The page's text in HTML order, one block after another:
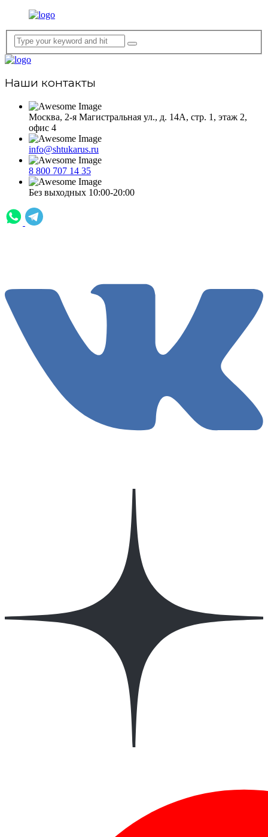
Наши контакты
Москва, 2-я Магистральная ул., д. 14А, стр. 1, этаж 2,
офис 4
info@shtukarus.ru
8 800 707 14 35
Без выходных 10:00-20:00